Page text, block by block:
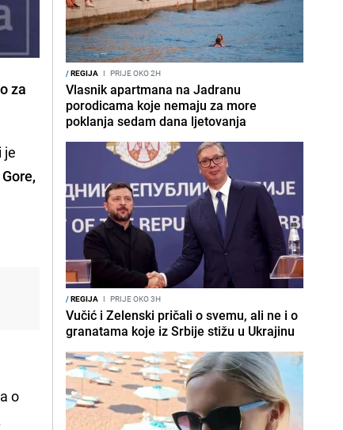
za
je
o
/REGIJA I PRIJE OKO 2H
Vlasnik apartmana na Jadranu
porodicama koje nemaju za more
poklanja sedam dana ljetovanja
/REGIJA I PRIJE OKO 3H
Vučić i Zelenski pričali o svemu, ali ne i o
granatama koje iz Srbije stižu u Ukrajinu